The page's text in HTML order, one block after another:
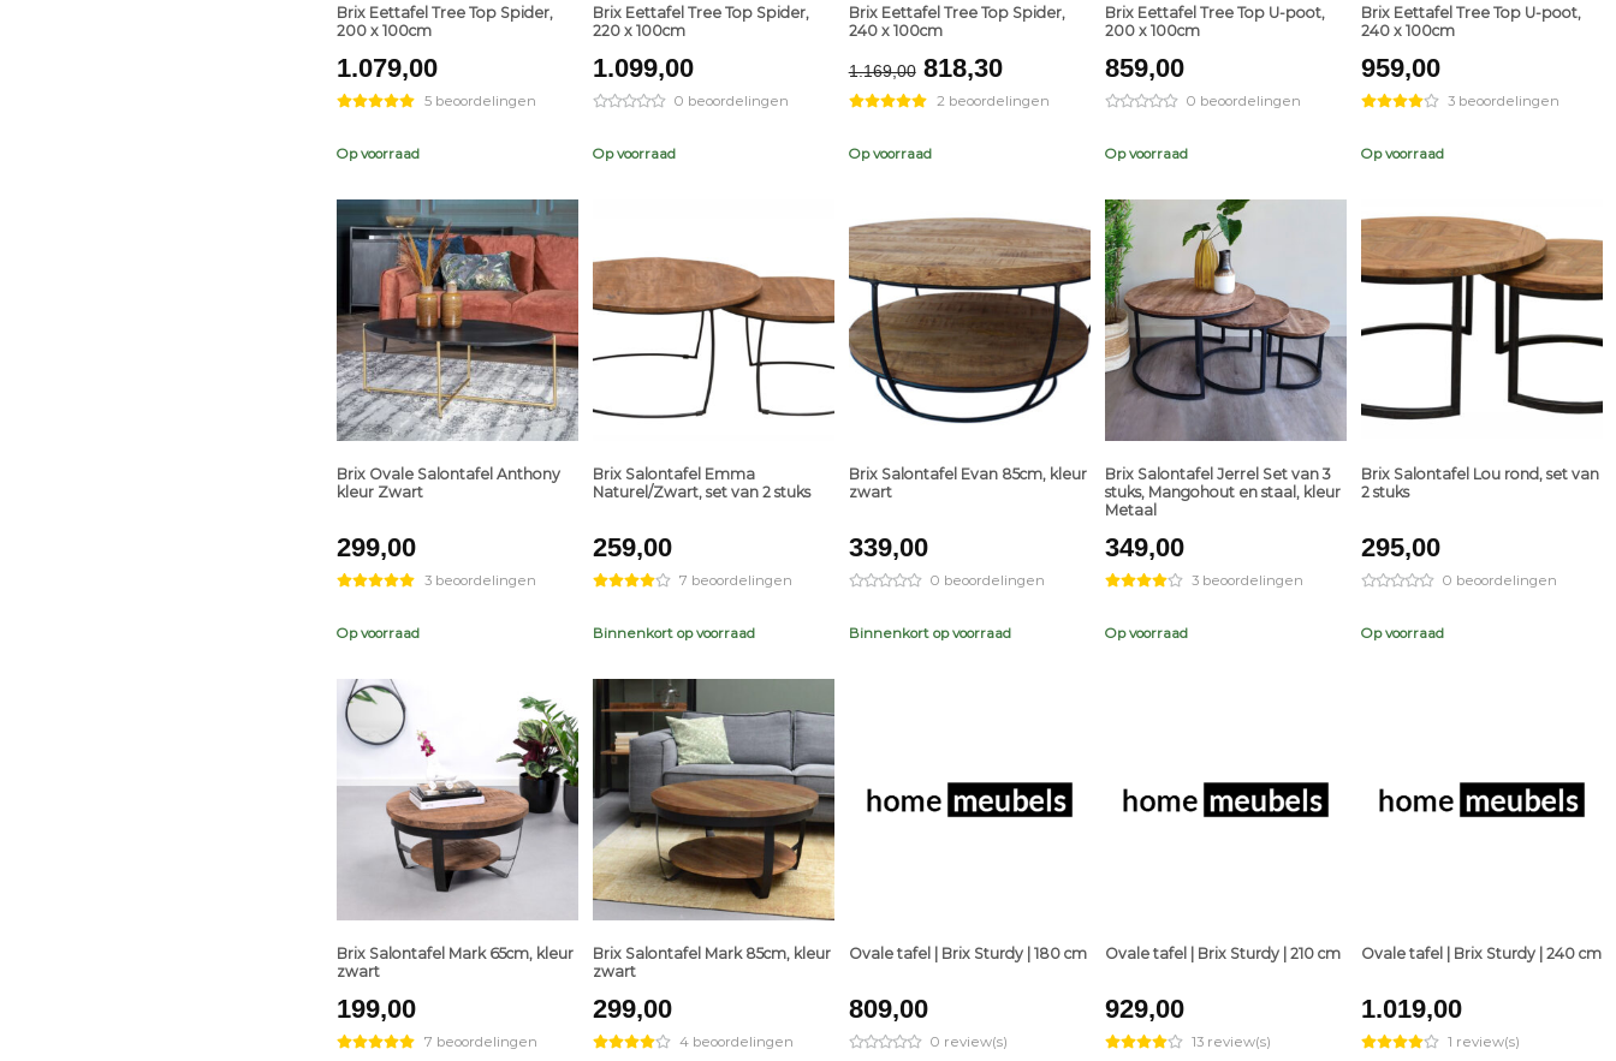
Brix Eettafel Tree Top Spider,
200 x 100cm
1.079,00
5 beoordelingen
Op voorraad
Brix Eettafel Tree Top Spider,
220 x 100cm
1.099,00
0 beoordelingen
Op voorraad
Brix Eettafel Tree Top Spider,
240 x 100cm
1.169,00 Original
price
was:
€1.169,00.
818,30Current
price
is:
€818,30.
2 beoordelingen
Op voorraad
Brix Eettafel Tree Top U-poot,
200 x 100cm
859,00
0 beoordelingen
Op voorraad
Brix Eettafel Tree Top U-poot,
240 x 100cm
959,00
3 beoordelingen
Op voorraad
+
Brix Ovale Salontafel Anthony
kleur Zwart
299,00
3 beoordelingen
Op voorraad
Brix Salontafel Emma
Naturel/Zwart, set van 2 stuks
259,00
7 beoordelingen
Binnenkort op voorraad
Brix Salontafel Evan 85cm, kleur
zwart
339,00
0 beoordelingen
Binnenkort op voorraad
Brix Salontafel Jerrel Set van 3
stuks, Mangohout en staal, kleur
Metaal
349,00
3 beoordelingen
Op voorraad
Brix Salontafel Lou rond, set van
2 stuks
295,00
0 beoordelingen
Op voorraad
Brix Salontafel Mark 65cm, kleur
zwart
199,00
7 beoordelingen
+
Brix Salontafel Mark 85cm, kleur
zwart
299,00
4 beoordelingen
Ovale tafel | Brix Sturdy | 180 cm
809,00
0 review(s)
Ovale tafel | Brix Sturdy | 210 cm
929,00
13 review(s)
Ovale tafel | Brix Sturdy | 240 cm
1.019,00
1 review(s)